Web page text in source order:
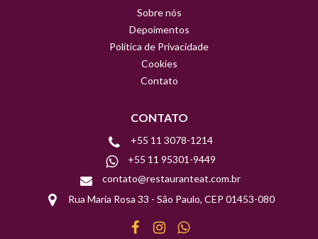
Sobre nós
Depoimentos
Política de Privacidade
Cookies
Contato
CONTATO
+55 11 3078-1214
+55 11 95301-9449
contato@restauranteat.com.br
Rua Maria Rosa 33 - São Paulo, CEP 01453-080
FacebookInstagramWhatsApp